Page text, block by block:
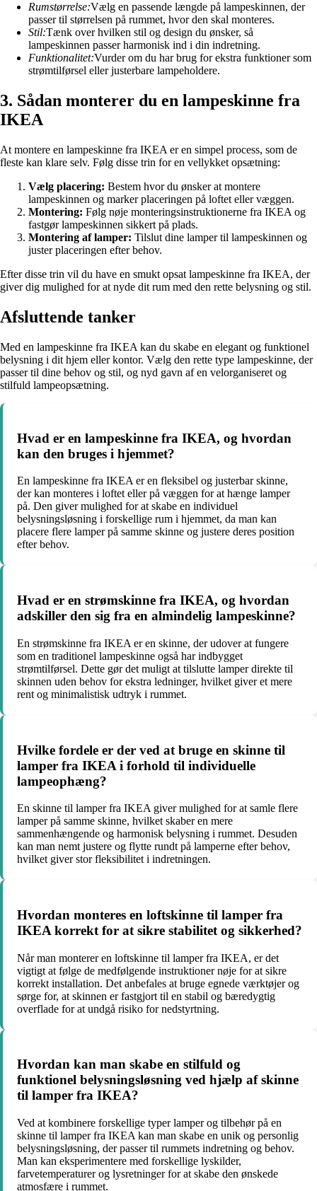
Rumstørrelse:Vælg en passende længde på lampeskinnen, der
passer til størrelsen på rummet, hvor den skal monteres.
Stil:Tænk over hvilken stil og design du ønsker, så
lampeskinnen passer harmonisk ind i din indretning.
Funktionalitet:Vurder om du har brug for ekstra funktioner som
strømtilførsel eller justerbare lampeholdere.
3. Sådan monterer du en lampeskinne fra
IKEA
At montere en lampeskinne fra IKEA er en simpel process, som de
fleste kan klare selv. Følg disse trin for en vellykket opsætning:
Vælg placering: Bestem hvor du ønsker at montere
lampeskinnen og marker placeringen på loftet eller væggen.
Montering: Følg nøje monteringsinstruktionerne fra IKEA og
fastgør lampeskinnen sikkert på plads.
Montering af lamper: Tilslut dine lamper til lampeskinnen og
juster placeringen efter behov.
Efter disse trin vil du have en smukt opsat lampeskinne fra IKEA, der
giver dig mulighed for at nyde dit rum med den rette belysning og stil.
Afsluttende tanker
Med en lampeskinne fra IKEA kan du skabe en elegant og funktionel
belysning i dit hjem eller kontor. Vælg den rette type lampeskinne, der
passer til dine behov og stil, og nyd gavn af en velorganiseret og
stilfuld lampeopsætning.
Hvad er en lampeskinne fra IKEA, og hvordan
kan den bruges i hjemmet?
En lampeskinne fra IKEA er en fleksibel og justerbar skinne,
der kan monteres i loftet eller på væggen for at hænge lamper
på. Den giver mulighed for at skabe en individuel
belysningsløsning i forskellige rum i hjemmet, da man kan
placere flere lamper på samme skinne og justere deres position
efter behov.
Hvad er en strømskinne fra IKEA, og hvordan
adskiller den sig fra en almindelig lampeskinne?
En strømskinne fra IKEA er en skinne, der udover at fungere
som en traditionel lampeskinne også har indbygget
strømtilførsel. Dette gør det muligt at tilslutte lamper direkte til
skinnen uden behov for ekstra ledninger, hvilket giver et mere
rent og minimalistisk udtryk i rummet.
Hvilke fordele er der ved at bruge en skinne til
lamper fra IKEA i forhold til individuelle
lampeophæng?
En skinne til lamper fra IKEA giver mulighed for at samle flere
lamper på samme skinne, hvilket skaber en mere
sammenhængende og harmonisk belysning i rummet. Desuden
kan man nemt justere og flytte rundt på lamperne efter behov,
hvilket giver stor fleksibilitet i indretningen.
Hvordan monteres en loftskinne til lamper fra
IKEA korrekt for at sikre stabilitet og sikkerhed?
Når man monterer en loftskinne til lamper fra IKEA, er det
vigtigt at følge de medfølgende instruktioner nøje for at sikre
korrekt installation. Det anbefales at bruge egnede værktøjer og
sørge for, at skinnen er fastgjort til en stabil og bæredygtig
overflade for at undgå risiko for nedstyrtning.
Hvordan kan man skabe en stilfuld og
funktionel belysningsløsning ved hjælp af skinne
til lamper fra IKEA?
Ved at kombinere forskellige typer lamper og tilbehør på en
skinne til lamper fra IKEA kan man skabe en unik og personlig
belysningsløsning, der passer til rummets indretning og behov.
Man kan eksperimentere med forskellige lyskilder,
farvetemperaturer og lysretninger for at skabe den ønskede
atmosfære i rummet.